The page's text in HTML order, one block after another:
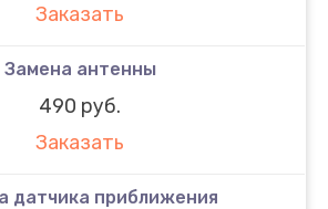
Заказать
Замена антенны
490 руб.
Заказать
датчика приближения